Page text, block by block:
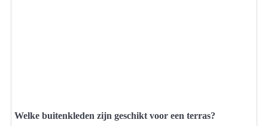
Welke buitenkleden zijn geschikt voor een terras?